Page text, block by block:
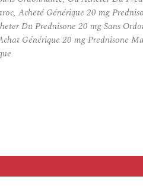
Acheté Générique 20 mg
Du Prednisone 20 mg Sans
Générique 20 mg Prednisone